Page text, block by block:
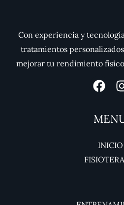
Con experiencia y
tratamientos
mejorar tu rendimiento
INICIO